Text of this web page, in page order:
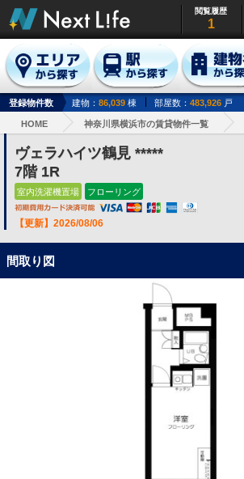
閲覧履歴
1
登録物件数 建物： 86,039 棟 部屋数： 483,926 戸
HOME 神奈川県横浜市の賃貸物件一覧
ヴェラハイツ鶴見 *****
7階 1R
室内洗濯機置場 フローリング
【更新】2026/08/06
間取り図